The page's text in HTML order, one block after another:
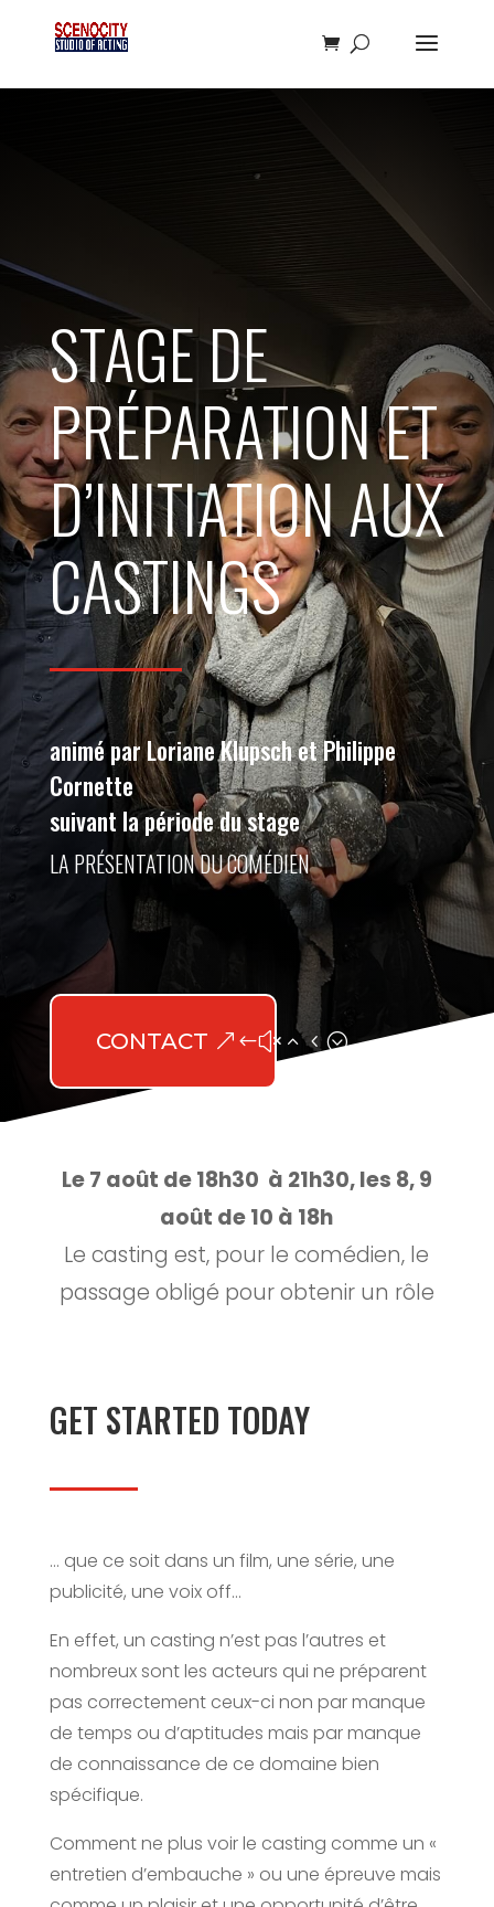
STAGE DE
PRÉPARATION ET
D’INITIATION AUX
CASTINGS
animé par Loriane Klupsch et Philippe
Cornette
suivant la période du stage
LA PRÉSENTATION DU COMÉDIEN
CONTACT
Le 7 août de 18h30 à 21h30, les 8, 9
août de 10 à 18h
Le casting est, pour le comédien, le
passage obligé pour obtenir un rôle
GET STARTED TODAY
… que ce soit dans un film, une série, une
publicité, une voix off…
En effet, un casting n’est pas l’autres et
nombreux sont les acteurs qui ne préparent
pas correctement ceux-ci non par manque
de temps ou d’aptitudes mais par manque
de connaissance de ce domaine bien
spécifique.
Comment ne plus voir le casting comme un «
entretien d’embauche » ou une épreuve mais